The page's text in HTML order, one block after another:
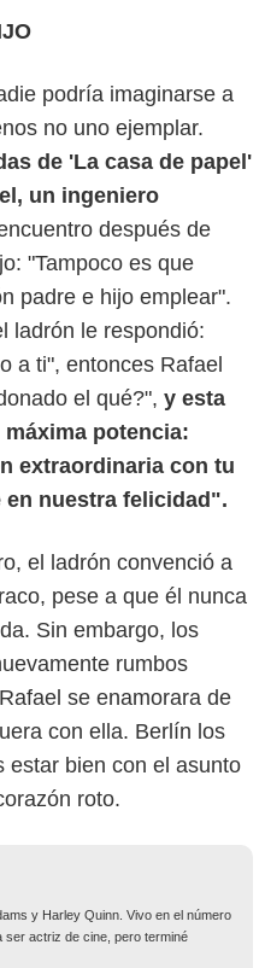
podría imaginarse a
no uno ejemplar.
de 'La casa de papel'
un ingeniero
después de
"Tampoco es que
padre e hijo emplear".
ladrón le respondió:
a ti", entonces Rafael
el qué?", y esta
potencia:
extraordinaria con tu
nuestra felicidad".
el ladrón convenció a
pese a que él nunca
Sin embargo, los
rumbos
se enamorara de
con ella. Berlín los
estar bien con el asunto
roto.
y Harley Quinn. Vivo en el número
ser actriz de cine, pero terminé